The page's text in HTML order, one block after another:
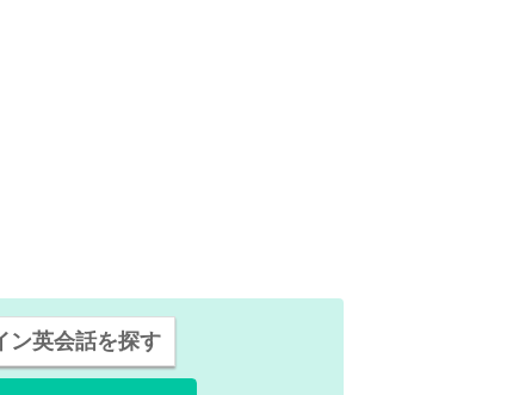
ン英会話を探す